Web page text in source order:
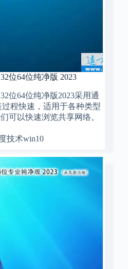
位64位纯净版 2023
位64位纯净版2023采用通
程快速，适用于各种类型
可以快速浏览共享网络。
技术win10